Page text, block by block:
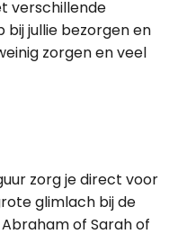
verschillende
bij jullie bezorgen en
zorgen en veel
zorg je direct voor
glimlach bij de
of Sarah of